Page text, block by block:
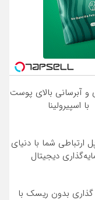
و آبرسانی بالای پوست
با اسپیرولینا
ارتباطی شما با دنیای
دیجیتال
گذاری بدون ریسک با